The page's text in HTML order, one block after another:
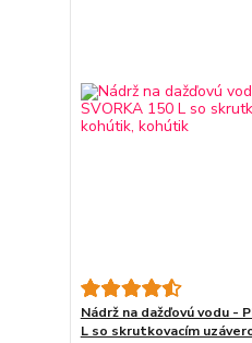
Nádrž na dažďovú vodu -
L so skrutkovacím